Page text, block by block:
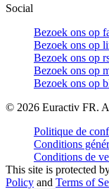
Social
Bezoek ons op
Bezoek ons op
Bezoek ons op
Bezoek ons op
Bezoek ons op
© 2026 Euractiv FR.
Politique de
Conditions
Conditions de
This site is protected
Policy and Terms of